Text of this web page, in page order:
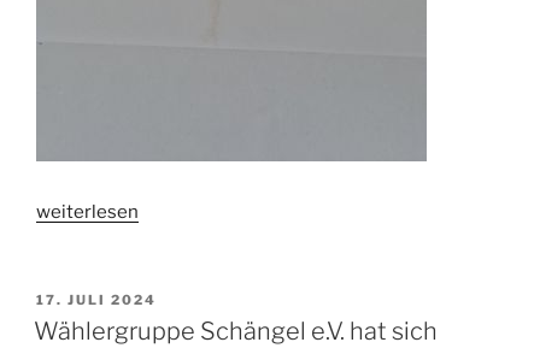
„WGS
gegen
Kippendreck“
weiterlesen
VERÖFFENTLICHT
AM
17. JULI 2024
Wählergruppe Schängel e.V. hat sich